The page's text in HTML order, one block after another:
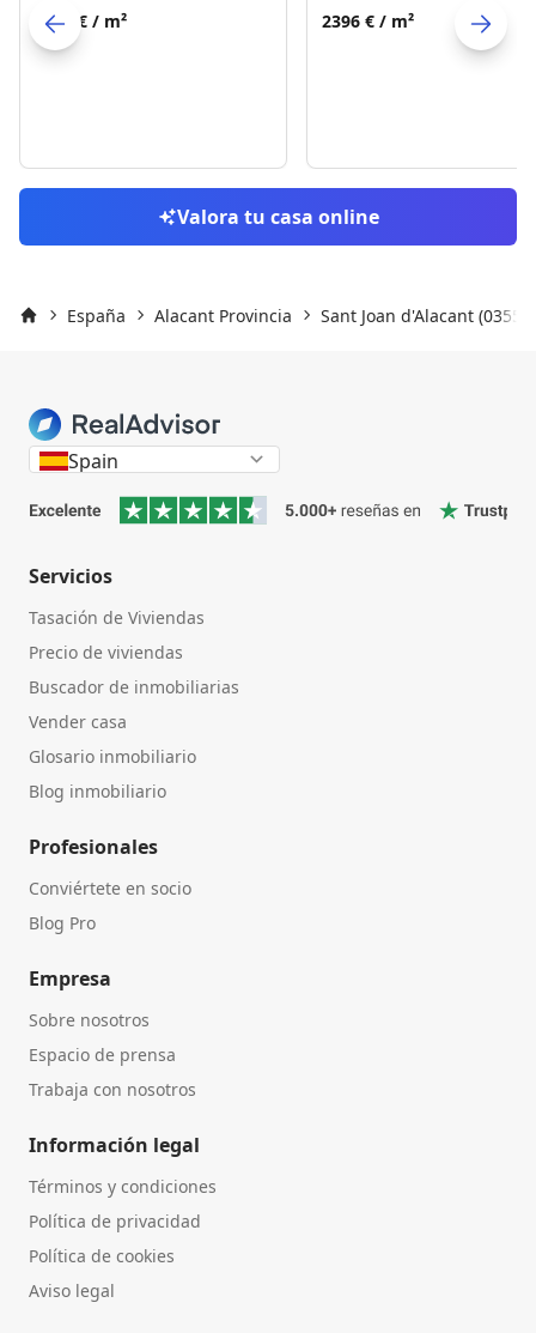
2140 € / m² 2396 € / m²
Valora tu casa online
España Alacant Provincia Sant Joan d'Alacant (03550)
Spain
Servicios
Tasación de Viviendas
Precio de viviendas
Buscador de inmobiliarias
Vender casa
Glosario inmobiliario
Blog inmobiliario
Profesionales
Conviértete en socio
Blog Pro
Empresa
Sobre nosotros
Espacio de prensa
Trabaja con nosotros
Información legal
Términos y condiciones
Política de privacidad
Política de cookies
Aviso legal